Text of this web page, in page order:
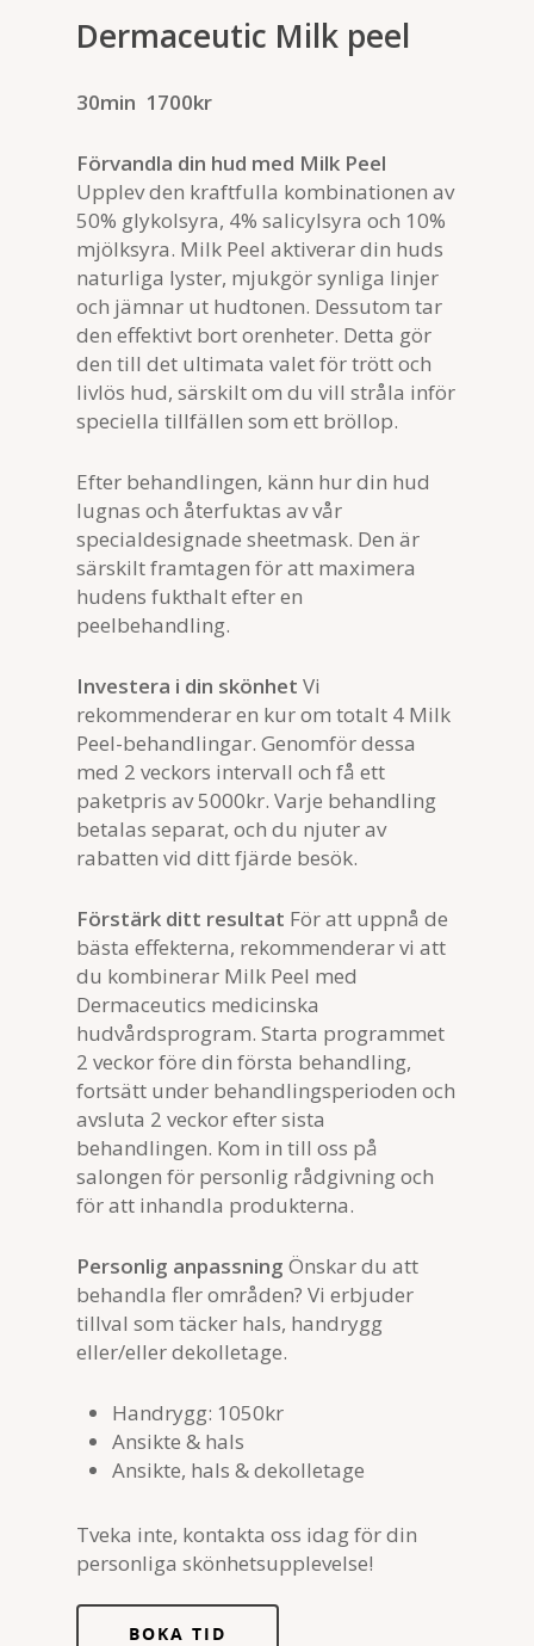
Dermaceutic Milk peel
30min 1700kr
Förvandla din hud med Milk Peel
Upplev den kraftfulla kombinationen av
50% glykolsyra, 4% salicylsyra och 10%
mjölksyra. Milk Peel aktiverar din huds
naturliga lyster, mjukgör synliga linjer
och jämnar ut hudtonen. Dessutom tar
den effektivt bort orenheter. Detta gör
den till det ultimata valet för trött och
livlös hud, särskilt om du vill stråla inför
speciella tillfällen som ett bröllop.
Efter behandlingen, känn hur din hud
lugnas och återfuktas av vår
specialdesignade sheetmask. Den är
särskilt framtagen för att maximera
hudens fukthalt efter en
peelbehandling.
Investera i din skönhet Vi
rekommenderar en kur om totalt 4 Milk
Peel-behandlingar. Genomför dessa
med 2 veckors intervall och få ett
paketpris av 5000kr. Varje behandling
betalas separat, och du njuter av
rabatten vid ditt fjärde besök.
Förstärk ditt resultat För att uppnå de
bästa effekterna, rekommenderar vi att
du kombinerar Milk Peel med
Dermaceutics medicinska
hudvårdsprogram. Starta programmet
2 veckor före din första behandling,
fortsätt under behandlingsperioden och
avsluta 2 veckor efter sista
behandlingen. Kom in till oss på
salongen för personlig rådgivning och
för att inhandla produkterna.
Personlig anpassning Önskar du att
behandla fler områden? Vi erbjuder
tillval som täcker hals, handrygg
eller/eller dekolletage.
Handrygg: 1050kr
Ansikte & hals
Ansikte, hals & dekolletage
Tveka inte, kontakta oss idag för din
personliga skönhetsupplevelse!
BOKA TID